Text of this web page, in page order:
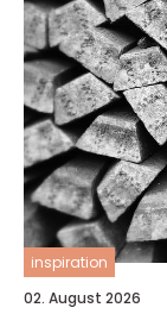
inspiration
02. August 2026